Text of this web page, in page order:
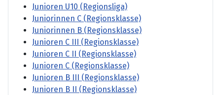
Junioren U10 (Regionsliga)
Juniorinnen C (Regionsklasse)
Juniorinnen B (Regionsklasse)
Junioren C III (Regionsklasse)
Junioren C II (Regionsklasse)
Junioren C (Regionsklasse)
Junioren B III (Regionsklasse)
Junioren B II (Regionsklasse)